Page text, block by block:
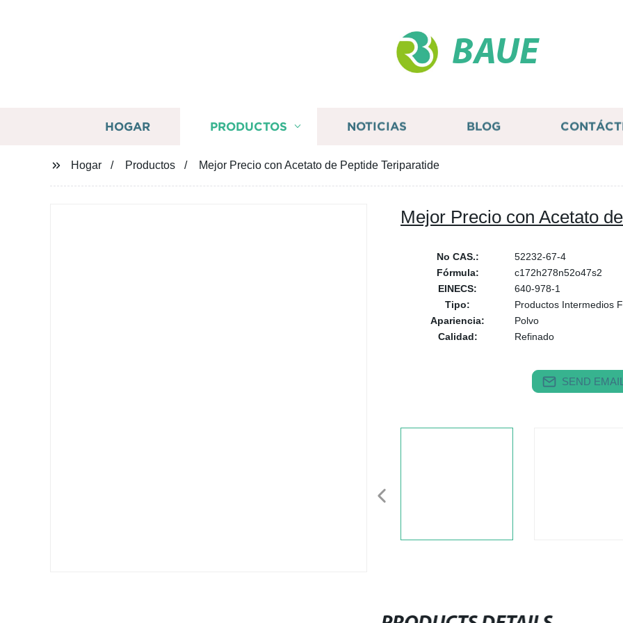
BAUE
HOGAR PRODUCTOS NOTICIAS BLOG
Hogar Productos Mejor Precio con Acetato de Peptide Teriparatide
Mejor Precio con Acetato
No CAS.:
52232-67-4
Fórmula:
c172h278n52o47s2
EINECS:
640-978-1
Tipo:
Productos Intermedios
Apariencia:
Polvo
Calidad:
Refinado
SEND